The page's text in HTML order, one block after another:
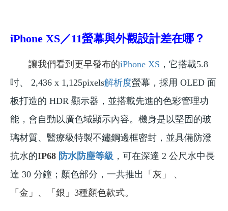
iPhone XS／11螢幕與外觀設計差在哪？
讓我們看到更早發布的iPhone XS ，它搭載5.8
吋、 2,436 x 1,125pixels解析度螢幕，採用 OLED 面
板打造的 HDR 顯示器，並搭載先進的色彩管理功
能，會自動以廣色域顯示內容。機身是以堅固的玻
璃材質、醫療級特製不鏽鋼邊框密封，並具備防潑
抗水的IP68 防水防塵等級 ，可在深達 2 公尺水中長
達 30 分鐘；顏色部分，一共推出 「 灰 」 、
「 金 」、「 銀」3種顏色款式。